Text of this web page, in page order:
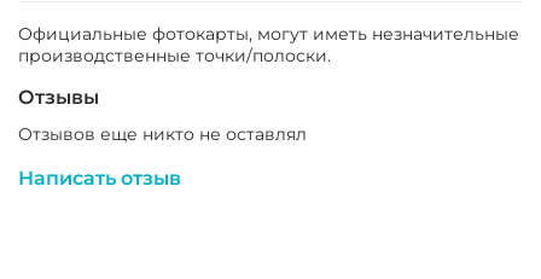
Официальные фотокарты, могут иметь незначительные
производственные точки/полоски.
Отзывы
Отзывов еще никто не оставлял
Написать отзыв